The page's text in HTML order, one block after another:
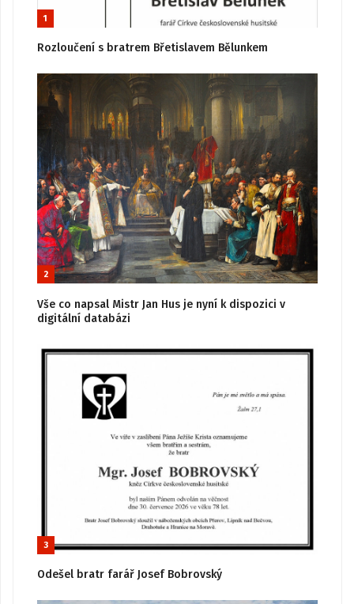
1
Rozloučení s bratrem Břetislavem Bělunkem
2
Vše co napsal Mistr Jan Hus je nyní k dispozici v
digitální databázi
3
Odešel bratr farář Josef Bobrovský